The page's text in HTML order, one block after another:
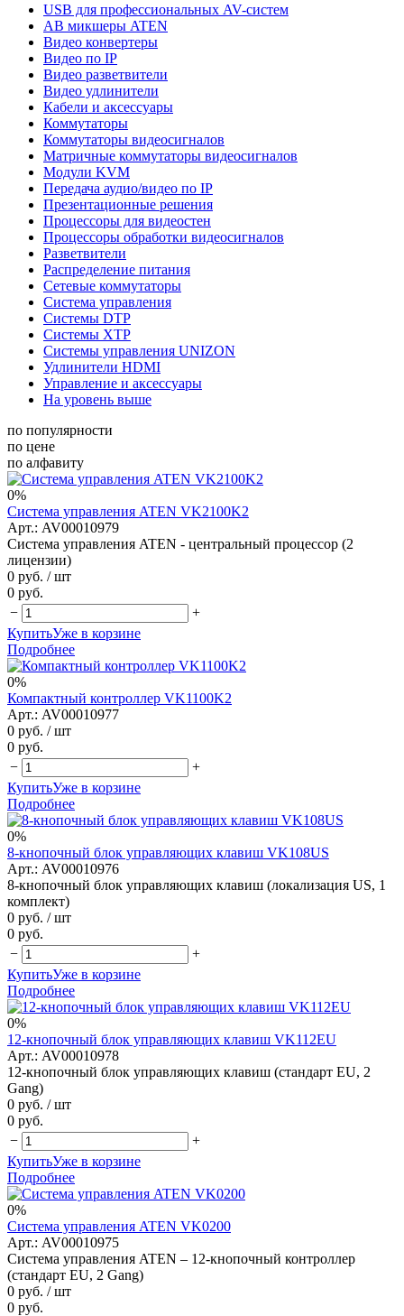
USB для профессиональных AV-систем
АВ микшеры ATEN
Видео конвертеры
Видео по IP
Видео разветвители
Видео удлинители
Кабели и аксессуары
Коммутаторы
Коммутаторы видеосигналов
Матричные коммутаторы видеосигналов
Модули KVM
Передача аудио/видео по IP
Презентационные решения
Процессоры для видеостен
Процессоры обработки видеосигналов
Разветвители
Распределение питания
Сетевые коммутаторы
Система управления
Системы DTP
Системы XTP
Системы управления UNIZON
Удлинители HDMI
Управление и аксессуары
На уровень выше
по популярности
по цене
по алфавиту
0%
Система управления ATEN VK2100K2
Арт.: AV00010979
Система управления ATEN - центральный процессор (2
лицензии)
0 руб. / шт
0 руб.
−
+
КупитьУже в корзине
Подробнее
0%
Компактный контроллер VK1100K2
Арт.: AV00010977
0 руб. / шт
0 руб.
−
+
КупитьУже в корзине
Подробнее
0%
8-кнопочный блок управляющих клавиш VK108US
Арт.: AV00010976
8-кнопочный блок управляющих клавиш (локализация US, 1
комплект)
0 руб. / шт
0 руб.
−
+
КупитьУже в корзине
Подробнее
0%
12-кнопочный блок управляющих клавиш VK112EU
Арт.: AV00010978
12-кнопочный блок управляющих клавиш (стандарт EU, 2
Gang)
0 руб. / шт
0 руб.
−
+
КупитьУже в корзине
Подробнее
0%
Система управления ATEN VK0200
Арт.: AV00010975
Система управления ATEN – 12-кнопочный контроллер
(стандарт EU, 2 Gang)
0 руб. / шт
0 руб.